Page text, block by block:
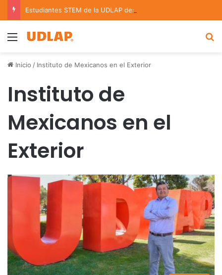
Menu
Inicio / Instituto de Mexicanos en el Exterior
Instituto de
Mexicanos en el
Exterior